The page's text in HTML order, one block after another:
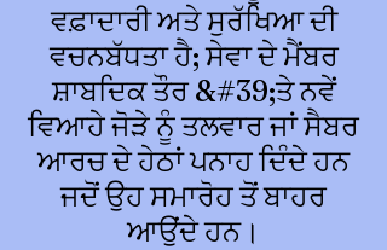
ਵਫ਼ਾਦਾਰੀ ਅਤੇ ਸੁਰੱਖਿਆ ਦੀ
ਵਚਨਬੱਧਤਾ ਹੈ; ਸੇਵਾ ਦੇ ਮੈਂਬਰ
ਸ਼ਾਬਦਿਕ ਤੌਰ &#39;ਤੇ ਨਵੇਂ
ਵਿਆਹੇ ਜੋੜੇ ਨੂੰ ਤਲਵਾਰ ਜਾਂ ਸੈਬਰ
ਆਰਚ ਦੇ ਹੇਠਾਂ ਪਨਾਹ ਦਿੰਦੇ ਹਨ
ਜਦੋਂ ਉਹ ਸਮਾਰੋਹ ਤੋਂ ਬਾਹਰ
ਆਉਂਦੇ ਹਨ।